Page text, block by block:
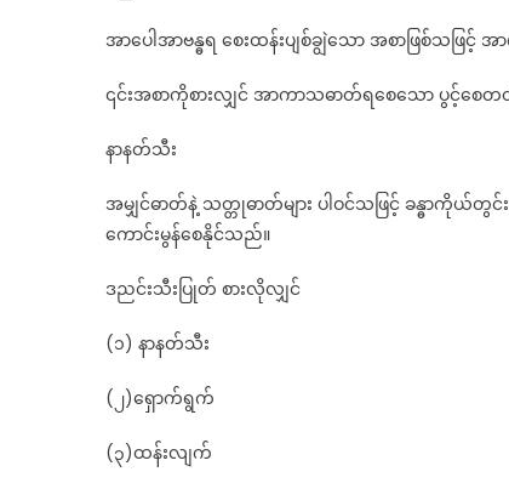
အာပေါအာဗန္ဓရ စေးထန်းပျစ်ချွဲသော အစာဖြစ်သ
၎င်းအစာကိုစားလျှင် အာကာသဓာတ်ရစေသော ပွင့်စ
နာနတ်သီး
အမျှင်ဓာတ်နဲ့ သတ္တုဓာတ်များ ပါဝင်သဖြင့် ခန္ဓာကိုယ်တွင်
ကောင်းမွန်စေနိုင်သည်။
ဒညင်းသီးပြုတ် စားလိုလျှင်
(၁) နာနတ်သီး
(၂)ရှောက်ရွက်
(၃)ထန်းလျက်